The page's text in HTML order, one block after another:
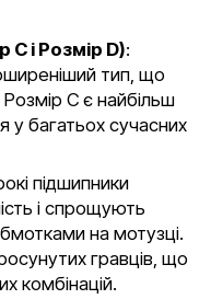
і Розмір D):
тип, що
C є найбільш
у багатьох сучасних
підшипники
і спрощують
на мотузці.
гравців, що
комбінацій.